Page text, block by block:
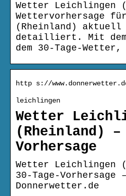
Wetter Leichlingen
Wettervorhersage
(Rheinland) aktuell
detailliert. Mit dem
dem 30-Tage-
http s://
leichlingen
Wetter
(Rheinland) –
Vorhersage
Wetter Leichlingen
30-Tage-Vorhersage –
Donnerwetter.de